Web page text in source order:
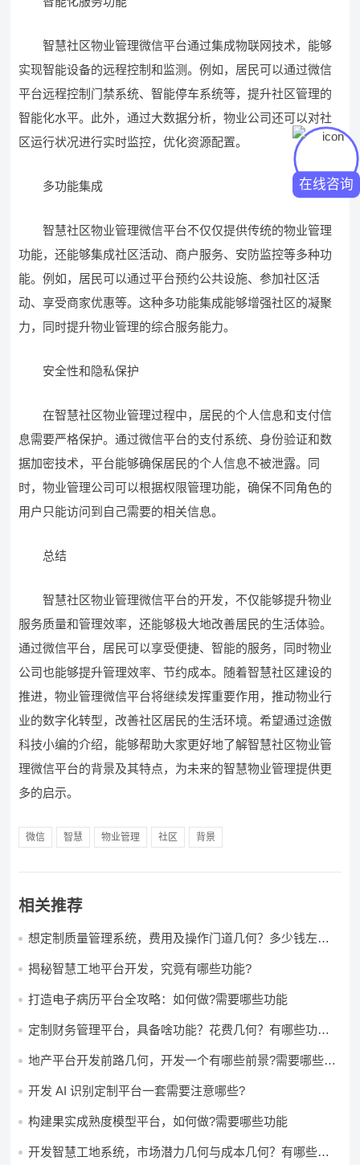
智慧社区物业管理微信平台通过集成物联网技术，能够
实现智能设备的远程控制和监测。例如，居民可以通过微信
平台远程控制门禁系统、智能停车系统等，提升社区管理的
智能化水平。此外，通过大数据分析，物业公司还可以对社
区运行状况进行实时监控，优化资源配置。
多功能集成
智慧社区物业管理微信平台不仅仅提供传统的物业管理
功能，还能够集成社区活动、商户服务、安防监控等多种功
能。例如，居民可以通过平台预约公共设施、参加社区活
动、享受商家优惠等。这种多功能集成能够增强社区的凝聚
力，同时提升物业管理的综合服务能力。
安全性和隐私保护
在智慧社区物业管理过程中，居民的个人信息和支付信
息需要严格保护。通过微信平台的支付系统、身份验证和数
据加密技术，平台能够确保居民的个人信息不被泄露。同
时，物业管理公司可以根据权限管理功能，确保不同角色的
用户只能访问到自己需要的相关信息。
总结
智慧社区物业管理微信平台的开发，不仅能够提升物业
服务质量和管理效率，还能够极大地改善居民的生活体验。
通过微信平台，居民可以享受便捷、智能的服务，同时物业
公司也能够提升管理效率、节约成本。随着智慧社区建设的
推进，物业管理微信平台将继续发挥重要作用，推动物业行
业的数字化转型，改善社区居民的生活环境。希望通过途傲
科技小编的介绍，能够帮助大家更好地了解智慧社区物业管
理微信平台的背景及其特点，为未来的智慧物业管理提供更
多的启示。
微信 智慧 物业管理 社区 背景
相关推荐
想定制质量管理系统，费用及操作门道几何？多少钱左右
揭秘智慧工地平台开发，究竟有哪些功能?
打造电子病历平台全攻略：如何做?需要哪些功能
定制财务管理平台，具备啥功能？花费几何？有哪些功能?
地产平台开发前路几何，开发一个有哪些前景?需要哪些费
开发 AI 识别定制平台一套需要注意哪些?
构建果实成熟度模型平台，如何做?需要哪些功能
开发智慧工地系统，市场潜力几何与成本几何？有哪些前
在线咨询